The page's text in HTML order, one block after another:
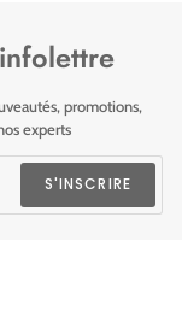
promotions,
experts
S'INSCRIRE